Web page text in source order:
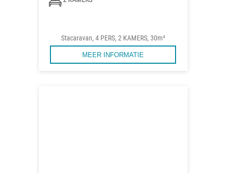
Stacaravan, 4 PERS, 2 KAMERS, 30m²
MEER INFORMATIE